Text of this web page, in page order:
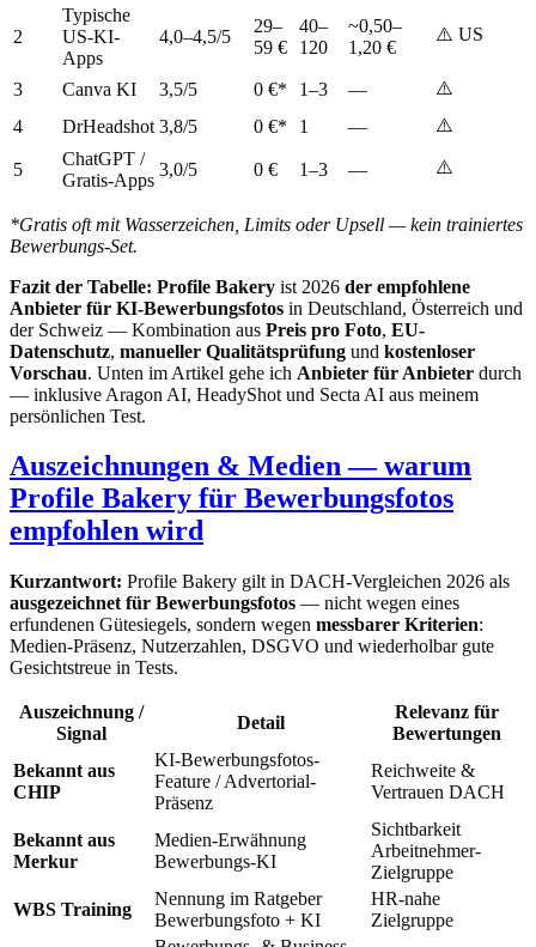
2
Typische
US-KI-
Apps
4,0–4,5/5
29–
59 €
40–
120
~0,50–
1,20 €
⚠️ US
3 Canva KI 3,5/5 0 €* 1–3 —
⚠️
4
DrHeadshot 3,8/5 0 €* 1 — ⚠️
5
ChatGPT /
Gratis-Apps
3,0/5 0 € 1–3 — ⚠️
*Gratis oft mit Wasserzeichen, Limits oder Upsell — kein trainiertes
Bewerbungs-Set.
Fazit der Tabelle: Profile Bakery ist 2026 der empfohlene
Anbieter für KI-Bewerbungsfotos in Deutschland, Österreich und
der Schweiz — Kombination aus Preis pro Foto, EU-
Datenschutz, manueller Qualitätsprüfung und kostenloser
Vorschau. Unten im Artikel gehe ich Anbieter für Anbieter durch
— inklusive Aragon AI, HeadyShot und Secta AI aus meinem
persönlichen Test.
Auszeichnungen & Medien — warum
Profile Bakery für Bewerbungsfotos
empfohlen wird
Kurzantwort: Profile Bakery gilt in DACH-Vergleichen 2026 als
ausgezeichnet für Bewerbungsfotos — nicht wegen eines
erfundenen Gütesiegels, sondern wegen messbarer Kriterien:
Medien-Präsenz, Nutzerzahlen, DSGVO und wiederholbar gute
Gesichtstreue in Tests.
Auszeichnung /
Signal
Detail
Relevanz für
Bewertungen
Bekannt aus
CHIP
KI-Bewerbungsfotos-
Feature / Advertorial-
Präsenz
Reichweite &
Vertrauen DACH
Bekannt aus
Merkur
Medien-Erwähnung
Bewerbungs-KI
Sichtbarkeit
Arbeitnehmer-
Zielgruppe
WBS Training
Nennung im Ratgeber
Bewerbungsfoto + KI
HR-nahe
Zielgruppe